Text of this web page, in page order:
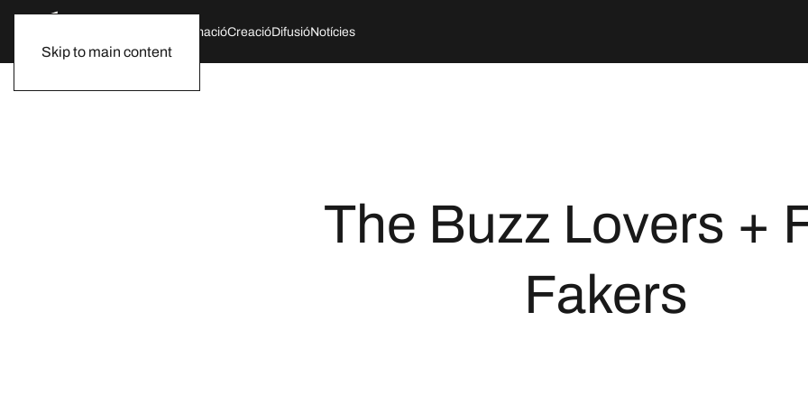
Skip to main content
FormacióCreacióDifusióNotícies
The Buzz Lovers +
Fakers